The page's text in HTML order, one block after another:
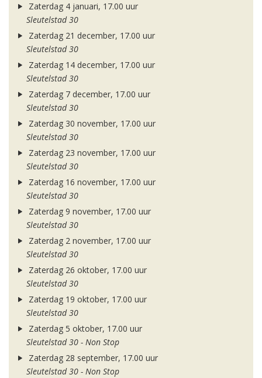
Zaterdag 4 januari, 17.00 uur
Sleutelstad 30
Zaterdag 21 december, 17.00 uur
Sleutelstad 30
Zaterdag 14 december, 17.00 uur
Sleutelstad 30
Zaterdag 7 december, 17.00 uur
Sleutelstad 30
Zaterdag 30 november, 17.00 uur
Sleutelstad 30
Zaterdag 23 november, 17.00 uur
Sleutelstad 30
Zaterdag 16 november, 17.00 uur
Sleutelstad 30
Zaterdag 9 november, 17.00 uur
Sleutelstad 30
Zaterdag 2 november, 17.00 uur
Sleutelstad 30
Zaterdag 26 oktober, 17.00 uur
Sleutelstad 30
Zaterdag 19 oktober, 17.00 uur
Sleutelstad 30
Zaterdag 5 oktober, 17.00 uur
Sleutelstad 30 - Non Stop
Zaterdag 28 september, 17.00 uur
Sleutelstad 30 - Non Stop